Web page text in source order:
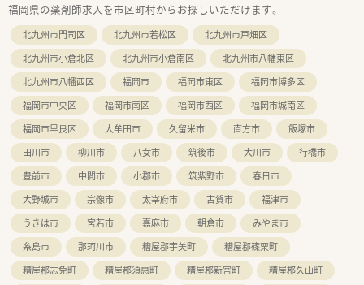
【法人特徴について】
■福岡県を中心に22店舗を展開し、特に女性と子供に焦点を当
てた薬局運営を行っています。
■ドクターの開業支援から手掛けており、門前クリニックとの関
係性が非常に良好です。
■経営は安定しており、外来の集客力が強いため、在宅やノルマ
に頼らない運営が特徴です。
■休日体系は希望に応じて選択可能で、完全週休2日制を選ぶこ
とも、給与重視も可能です。
【こんな方が活躍中】
■30代から40代のベテランスタッフが多く、安定した定着率を
誇る職場で活躍中です。
■子育てと両立しながら働く女性スタッフが多数在籍し、産休・
育休からの復帰者も多いです。
■勤続10年以上のスタッフもおり、ライフスタイルの変化に合
わせて長く勤務されています。
■ノルマに追われず、ドクターと良好な関係が築けている環境で
働きたい方に最適です。
福岡県の薬剤師求人を市区町村からお探しいただけます。
北九州市門司区 北九州市若松区
北九州市戸畑区
北九州市小倉北区
北九州市小倉南区
北九州市八幡東区
北九州市八幡西区
福岡市 福岡市東区
福岡市博多区
福岡市中央区
福岡市南区 福岡市西区
福岡市城南区
福岡市早良区
大牟田市 久留米市 直方市
飯塚市
田川市
柳川市 八女市 筑後市 大川市
行橋市
豊前市
中間市 小郡市 筑紫野市
春日市
大野城市
宗像市 太宰府市 古賀市
福津市
うきは市
宮若市 嘉麻市 朝倉市
みやま市
糸島市
那珂川市 糟屋郡宇美町
糟屋郡篠栗町
糟屋郡志免町
糟屋郡須惠町 糟屋郡新宮町
糟屋郡久山町